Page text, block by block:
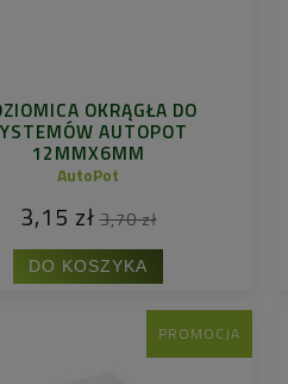
OKRĄGŁA DO
AUTOPOT
12MMX6MM
AutoPot
3,15 zł 3,70 zł
DO KOSZYKA
PROMOCJA